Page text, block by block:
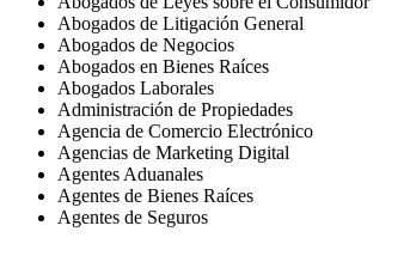
Abogados de Litigación General
Abogados de Negocios
Abogados en Bienes Raíces
Abogados Laborales
Administración de Propiedades
Agencia de Comercio Electrónico
Agencias de Marketing Digital
Agentes Aduanales
Agentes de Bienes Raíces
Agentes de Seguros